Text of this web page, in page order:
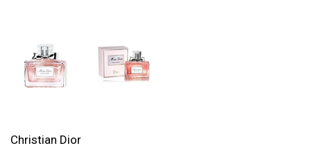
Christian Dior